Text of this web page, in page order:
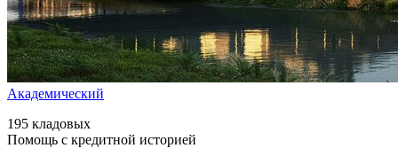
Академический
195 кладовых
Помощь с кредитной историей